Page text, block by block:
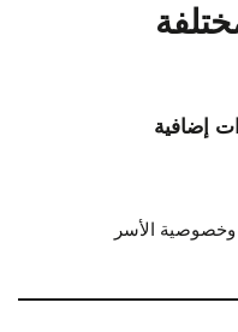
إضافية
وخصوصية الأسر